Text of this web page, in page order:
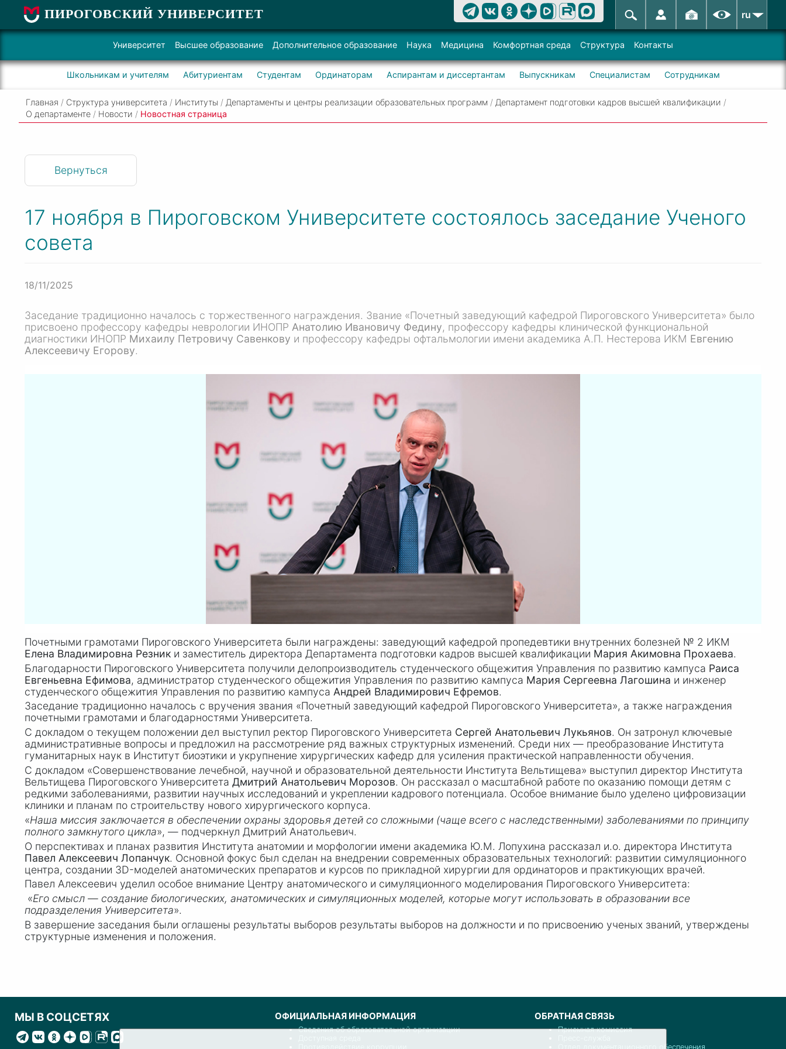
ПИРОГОВСКИЙ УНИВЕРСИТЕТ ru
Университет Высшее образование Дополнительное образование Наука Медицина Комфортная среда Структура Контакты
Школьникам и учителям Абитуриентам Студентам Ординаторам Аспирантам и диссертантам Выпускникам Специалистам Сотрудникам
Главная / Структура университета / Институты / Департаменты и центры реализации образовательных программ / Департамент подготовки кадров высшей квалификации /
О департаменте / Новости / Новостная страница
17 ноября в Пироговском Университете состоялось заседание Ученого
совета
18/11/2025
Заседание традиционно началось с торжественного награждения. Звание «Почетный заведующий кафедрой Пироговского Университета» было
присвоено профессору кафедры неврологии ИНОПР Анатолию Ивановичу Федину, профессору кафедры клинической функциональной
диагностики ИНОПР Михаилу Петровичу Савенкову и профессору кафедры офтальмологии имени академика А.П. Нестерова ИКМ Евгению
Алексеевичу Егорову.
Почетными грамотами Пироговского Университета были награждены: заведующий кафедрой пропедевтики внутренних болезней № 2 ИКМ
Елена Владимировна Резник и заместитель директора Департамента подготовки кадров высшей квалификации Мария Акимовна Прохаева.
Благодарности Пироговского Университета получили делопроизводитель студенческого общежития Управления по развитию кампуса Раиса
Евгеньевна Ефимова, администратор студенческого общежития Управления по развитию кампуса Мария Сергеевна Лагошина и инженер
студенческого общежития Управления по развитию кампуса Андрей Владимирович Ефремов.
Заседание традиционно началось с вручения звания «Почетный заведующий кафедрой Пироговского Университета», а также награждения
почетными грамотами и благодарностями Университета.
С докладом о текущем положении дел выступил ректор Пироговского Университета Сергей Анатольевич Лукьянов. Он затронул ключевые
административные вопросы и предложил на рассмотрение ряд важных структурных изменений. Среди них — преобразование Института
гуманитарных наук в Институт биоэтики и укрупнение хирургических кафедр для усиления практической направленности обучения.
С докладом «Совершенствование лечебной, научной и образовательной деятельности Института Вельтищева» выступил директор Института
Вельтищева Пироговского Университета Дмитрий Анатольевич Морозов. Он рассказал о масштабной работе по оказанию помощи детям с
редкими заболеваниями, развитии научных исследований и укреплении кадрового потенциала. Особое внимание было уделено цифровизации
клиники и планам по строительству нового хирургического корпуса.
«Наша миссия заключается в обеспечении охраны здоровья детей со сложными (чаще всего с наследственными) заболеваниями по принципу
полного замкнутого цикла», — подчеркнул Дмитрий Анатольевич.
О перспективах и планах развития Института анатомии и морфологии имени академика Ю.М. Лопухина рассказал и.о. директора Института
Павел Алексеевич Лопанчук. Основной фокус был сделан на внедрении современных образовательных технологий: развитии симуляционного
центра, создании 3D-моделей анатомических препаратов и курсов по прикладной хирургии для ординаторов и практикующих врачей.
Павел Алексеевич уделил особое внимание Центру анатомического и симуляционного моделирования Пироговского Университета:
«Его смысл — создание биологических, анатомических и симуляционных моделей, которые могут использовать в образовании все
подразделения Университета».
В завершение заседания были оглашены результаты выборов результаты выборов на должности и по присвоению ученых званий, утверждены
структурные изменения и положения.
Вернуться
МЫ В СОЦСЕТЯХ ОФИЦИАЛЬНАЯ ИНФОРМАЦИЯ
Сведения об образовательной организации
ОБРАТНАЯ СВЯЗЬ
Приемная комиссия
Отдел документационного обеспечения